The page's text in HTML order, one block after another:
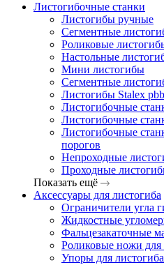
Листогибочные станки
Листогибы ручные
Сегментные
Роликовые
Настольные
Мини листогибы
Сегментные
Листогибы Stalex pbb
Листогибочные
Листогибочные
Листогибочные
порогов
Непроходные
Проходные
Показать ещё
Аксессуары для листогиба
Ограничители угла
Жидкостные
Фальцезакаточные
Роликовые ножи для
Упоры для листогиба